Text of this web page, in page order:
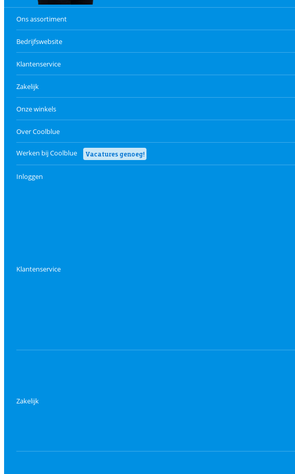
Ons assortiment
Bedrijfswebsite
Klantenservice
Zakelijk
Onze winkels
Over Coolblue
Werken bij Coolblue Vacatures genoeg!
Inloggen
Klantenservice
Zakelijk